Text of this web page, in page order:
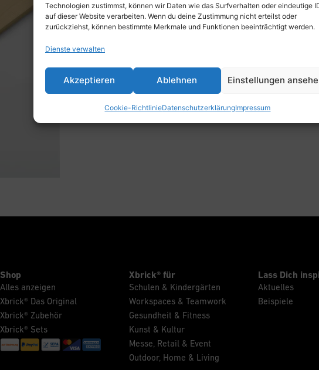
Technologien zustimmst, können wir Daten wie das Surfverhalten oder eindeutige
auf dieser Website verarbeiten. Wenn du deine Zustimmung nicht erteilst oder
zurückziehst, können bestimmte Merkmale und Funktionen beeinträchtigt werden.
Dienste verwalten
Akzeptieren Ablehnen Einstellungen
Cookie-RichtlinieDatenschutzerklärungImpressum
Shop
Alles anzeigen
Xbrick® Das Original
Xbrick® Zubehör
Xbrick® Sets
Xbrick® für
Schulen & Kindergärten
Workspaces & Teamwork
Gesundheit & Fitness
Kunst & Kultur
Messe, Retail & Event
Outdoor, Home & Living
Lass Dich
Aktuelles
Beispiele